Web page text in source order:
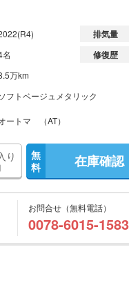
(R4) 排気量
名 修復歴
万km
フトベージュメタリック
ートマ （AT）
り
無
料
在庫確認
お問合せ（無料電話）
0078-6015-